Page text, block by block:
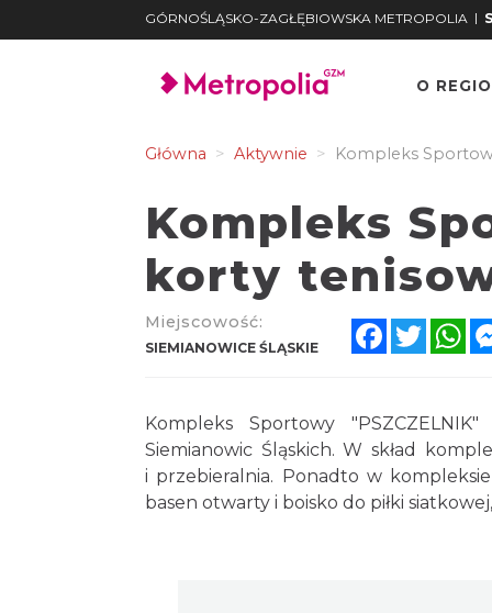
GÓRNOŚLĄSKO-ZAGŁĘBIOWSKA METROPOLIA |
O
Główna Aktywnie Kompleks
Kompleks
korty
Miejscowość:
SIEMIANOWICE ŚLĄSKIE
FacebookTwitter
Kompleks Sportowy
Siemianowic Śląskich. W skład
i przebieralnia. Ponadto w
basen otwarty i boisko do piłki